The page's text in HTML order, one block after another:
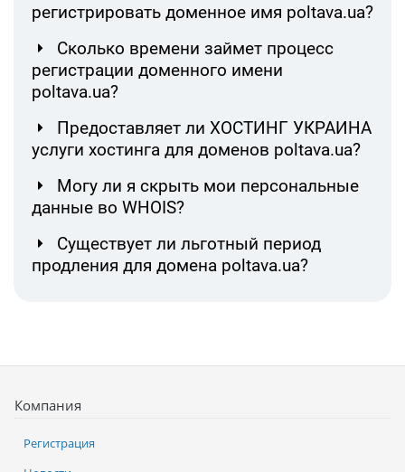
регистрировать доменное имя poltava.ua?
Сколько времени займет процесс
регистрации доменного имени
poltava.ua?
Предоставляет ли ХОСТИНГ УКРАИНА
услуги хостинга для доменов poltava.ua?
Могу ли я скрыть мои персональные
данные во WHOIS?
Существует ли льготный период
продления для домена poltava.ua?
Компания
Регистрация